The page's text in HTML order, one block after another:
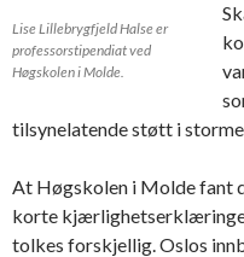
Lise Lillebrygfjeld Halse er
professorstipendiat ved
Høgskolen i Molde.
tilsynelatende støtt i
At Høgskolen i Molde fant
korte
tolkes forskjellig. Oslos